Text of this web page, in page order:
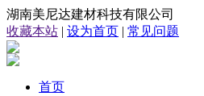
湖南美尼达建材科技有限公司
收藏本站 | 设为首页 | 常见问题
首页